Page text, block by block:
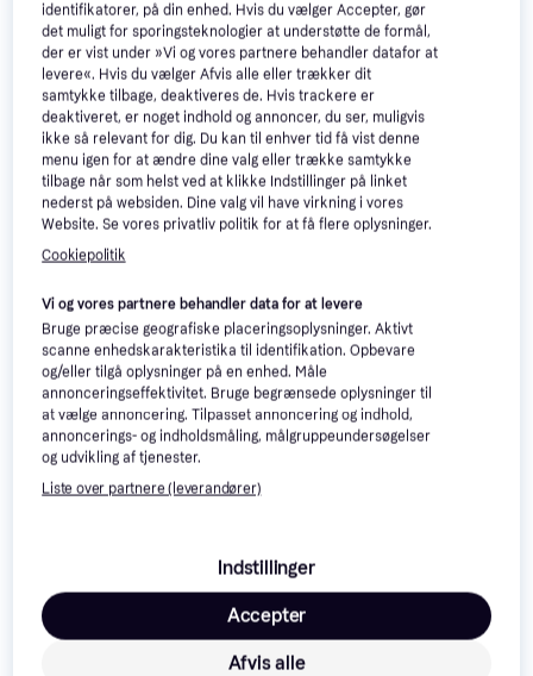
POC Joint VPD Air Elbow
Uranium Black
419 kr.
8 butikker
450 kr.
5 butikker
identifikatorer, på din enhed. Hvis du vælger Accepter, gør
det muligt for sporingsteknologier at understøtte de formål,
der er vist under »Vi og vores partnere behandler datafor at
levere«. Hvis du vælger Afvis alle eller trækker dit
samtykke tilbage, deaktiveres de. Hvis trackere er
deaktiveret, er noget indhold og annoncer, du ser, muligvis
ikke så relevant for dig. Du kan til enhver tid få vist denne
menu igen for at ændre dine valg eller trække samtykke
tilbage når som helst ved at klikke Indstillinger på linket
nederst på websiden. Dine valg vil have virkning i vores
Website. Se vores privatliv politik for at få flere oplysninger.
Cookiepolitik
Vi og vores partnere behandler data for at levere
Bruge præcise geografiske placeringsoplysninger. Aktivt
scanne enhedskarakteristika til identifikation. Opbevare
og/eller tilgå oplysninger på en enhed. Måle
annonceringseffektivitet. Bruge begrænsede oplysninger til
at vælge annoncering. Tilpasset annoncering og indhold,
annoncerings- og indholdsmåling, målgruppeundersøgelser
og udvikling af tjenester.
Liste over partnere (leverandører)
Indstillinger
Afvis alle
Accepter